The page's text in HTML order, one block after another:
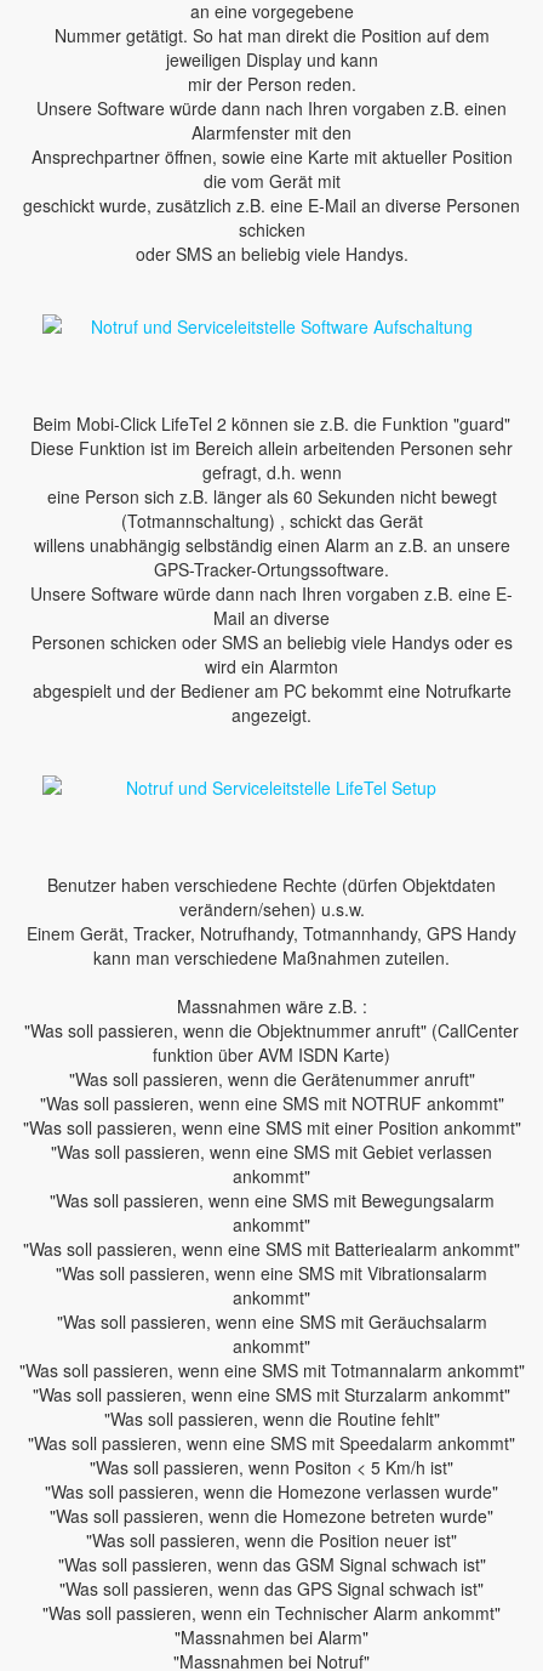
an eine vorgegebene
Nummer getätigt. So hat man direkt die Position auf dem
jeweiligen Display und kann
mir der Person reden.
Unsere Software würde dann nach Ihren vorgaben z.B. einen
Alarmfenster mit den
Ansprechpartner öffnen, sowie eine Karte mit aktueller Position
die vom Gerät mit
geschickt wurde, zusätzlich z.B. eine E-Mail an diverse Personen
schicken
oder SMS an beliebig viele Handys.
Beim Mobi-Click LifeTel 2 können sie z.B. die Funktion "guard"
Diese Funktion ist im Bereich allein arbeitenden Personen sehr
gefragt, d.h. wenn
eine Person sich z.B. länger als 60 Sekunden nicht bewegt
(Totmannschaltung) , schickt das Gerät
willens unabhängig selbständig einen Alarm an z.B. an unsere
GPS-Tracker-Ortungssoftware.
Unsere Software würde dann nach Ihren vorgaben z.B. eine E-
Mail an diverse
Personen schicken oder SMS an beliebig viele Handys oder es
wird ein Alarmton
abgespielt und der Bediener am PC bekommt eine Notrufkarte
angezeigt.
Benutzer haben verschiedene Rechte (dürfen Objektdaten
verändern/sehen) u.s.w.
Einem Gerät, Tracker, Notrufhandy, Totmannhandy, GPS Handy
kann man verschiedene Maßnahmen zuteilen.
Massnahmen wäre z.B. :
"Was soll passieren, wenn die Objektnummer anruft" (CallCenter
funktion über AVM ISDN Karte)
"Was soll passieren, wenn die Gerätenummer anruft"
"Was soll passieren, wenn eine SMS mit NOTRUF ankommt"
"Was soll passieren, wenn eine SMS mit einer Position ankommt"
"Was soll passieren, wenn eine SMS mit Gebiet verlassen
ankommt"
"Was soll passieren, wenn eine SMS mit Bewegungsalarm
ankommt"
"Was soll passieren, wenn eine SMS mit Batteriealarm ankommt"
"Was soll passieren, wenn eine SMS mit Vibrationsalarm
ankommt"
"Was soll passieren, wenn eine SMS mit Geräuchsalarm
ankommt"
"Was soll passieren, wenn eine SMS mit Totmannalarm ankommt"
"Was soll passieren, wenn eine SMS mit Sturzalarm ankommt"
"Was soll passieren, wenn die Routine fehlt"
"Was soll passieren, wenn eine SMS mit Speedalarm ankommt"
"Was soll passieren, wenn Positon < 5 Km/h ist"
"Was soll passieren, wenn die Homezone verlassen wurde"
"Was soll passieren, wenn die Homezone betreten wurde"
"Was soll passieren, wenn die Position neuer ist"
"Was soll passieren, wenn das GSM Signal schwach ist"
"Was soll passieren, wenn das GPS Signal schwach ist"
"Was soll passieren, wenn ein Technischer Alarm ankommt"
"Massnahmen bei Alarm"
"Massnahmen bei Notruf"